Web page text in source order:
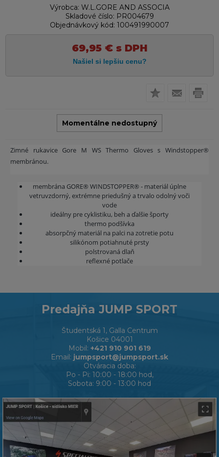
Výrobca: W.L.GORE AND ASSOCIA
Skladové číslo: PR004679
Objednávkový kód: 100491990007
69,95 €s DPH
Momentálne nedostupný
Zimné rukavice Gore M WS Thermo Gloves s Windstopper®
membránou.
membrána GORE® WINDSTOPPER® - materiál úplne
vetruvzdorný, extrémne priedušný a trvalo odolný voči
vode
ideálny pre cyklistiku, beh a ďalšie športy
thermo podšívka
absorpčný materiál na palci na zotretie potu
silikónom potiahnuté prsty
polstrovaná dlaň
reflexné potlače
Predajňa JUMP SPORT
Študentská 1, Galla Centrum
Košice 04001
Mobil: +421 910 901 619
Email: jumpsport@jumpsport.sk
Otváracia doba:
Po - Pi: 10:00 - 18:00 hod,
Sobota: 9:00 - 13:00 hod